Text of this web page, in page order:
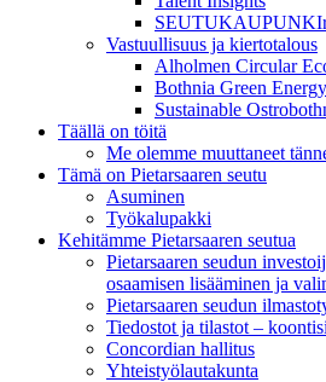
Vastuullisuus ja kiertotalous
Alholmen Circular
Bothnia Green Energy
Sustainable
Täällä on töitä
Me olemme muuttaneet
Tämä on Pietarsaaren seutu
Asuminen
Työkalupakki
Kehitämme Pietarsaaren seutua
Pietarsaaren seudun
osaamisen lisääminen ja
Pietarsaaren seudun
Tiedostot ja tilastot –
Concordian hallitus
Yhteistyölautakunta